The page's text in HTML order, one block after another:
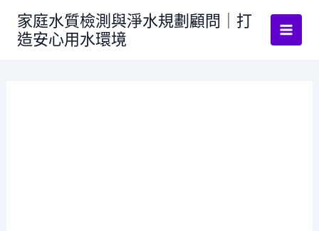
家庭水質檢測與淨水規劃顧問｜打
造安心用水環境